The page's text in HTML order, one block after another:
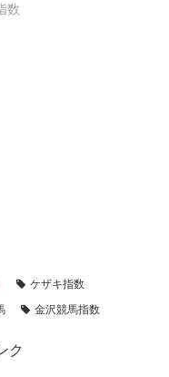
数
ケザキ指数
金沢競馬指数
ク